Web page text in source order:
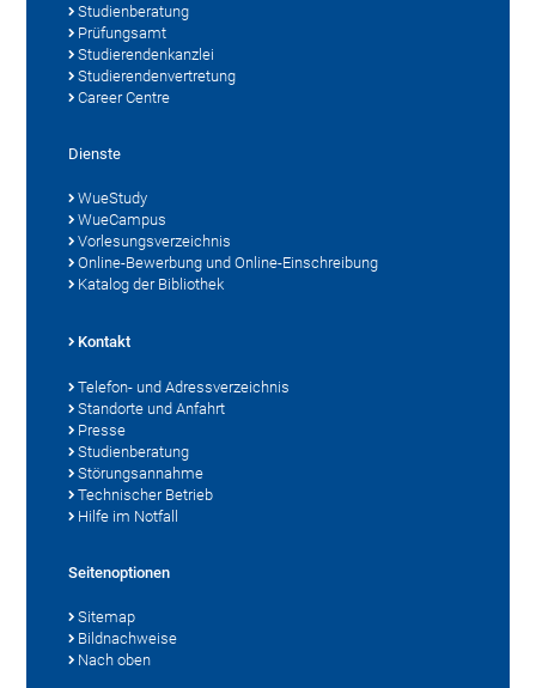
Studienberatung
Prüfungsamt
Studierendenkanzlei
Studierendenvertretung
Career Centre
Dienste
WueStudy
WueCampus
Vorlesungsverzeichnis
Online-Bewerbung und Online-Einschreibung
Katalog der Bibliothek
Kontakt
Telefon- und Adressverzeichnis
Standorte und Anfahrt
Presse
Studienberatung
Störungsannahme
Technischer Betrieb
Hilfe im Notfall
Seitenoptionen
Sitemap
Bildnachweise
Nach oben